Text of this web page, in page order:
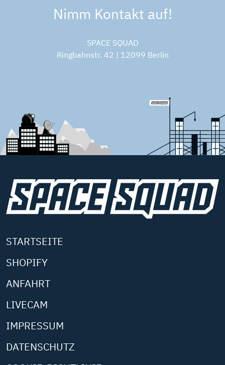
Nimm Kontakt auf!
SPACE SQUAD
Ringbahnstr. 42 | 12099 Berlin
STARTSEITE
SHOPIFY
ANFAHRT
LIVECAM
IMPRESSUM
DATENSCHUTZ